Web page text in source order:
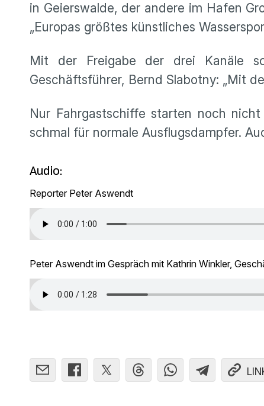
in Geierswalde, der andere im Hafen
„Europas größtes künstliches
Mit der Freigabe der drei Kanäle
Geschäftsführer, Bernd Slabotny: „Mit
Nur Fahrgastschiffe starten noch
schmal für normale Ausflugsdampfer.
Audio:
Reporter Peter Aswendt
Peter Aswendt im Gespräch mit Kathrin Winkler,